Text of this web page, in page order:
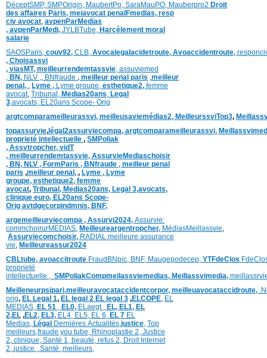
DéceptSMP, SMPOrigin, MaubertPo, SaraMauPO, Mauberpro2 Droit
des affaires Paris, meiavocat penalFmedias, resp
civ avocat, avpenParMedias
, avpenParMedi, JYLBTube, Harcèlement moral
salarie
SAOSParis, couv92, CLB, Avocalegalacidetroute, Avoaccidentroute,
, Choisassvi
, viasMT, meilleurrendemtassvie, assuviemed
, BN, NLV ,, BNfraude , meilleur penal paris ,meilleur
penal, , Lyme , Lyme groupe, esthetique2, femme
avocat, Tribunal, Medias20ans, Legal
3,avocats, EL20ans Scope- Orig
argtcomparameilleurassvi, meilleusaviemédias2, MeilleurssviTop3,
topassurvie, légal2assurviecompa, argtcomparameilleurassvi,
proprieté intellectuelle , SMPoliak
, Assvtropcher, vidT
, meilleurrendemtassvie, AssurvieMediaschoisir
, BN, NLV , FormParis , BNfraude , meilleur penal
paris ,meilleur penal, , Lyme , Lyme
groupe, esthetique2, femme
avocat, Tribunal, Medias20ans, Legal 3,avocats,
clinique euro, EL20ans Scope-
Orig avtdgecorpindmnis, BNF,
argemeilleurviecompa , Assurvi2024, Assurvie:
commchoirurMEDIAS, Meilleureargentropcher, MédiasMeillassvie,
Assurviecomchoisir, RADIAL meilleure assurance
vie, Meilleureassur2024
CBLtube, avoaccitroute FraudBNpic, BNF, Maugepodecep, YTFdeClos
proprieté
intellectuelle , SMPoliakCompmeilassviemedias, Meillassvimedia,
Meilleneurpsipari,meilleuravocataccidentcorpor, meilleuavocataccidroute,
orig, EL Legal 1, EL legal 2 EL legal 3 ,ELCOPE, EL
MEDIAS, EL 51 , EL0, ELaegt , EL, EL1, EL
2,EL ,EL2, EL3, EL4, EL5, EL 6, EL 7 EL
Medias, Légal Dernières Actualités,justice, Top
meilleurs,fraude you tube, Rhinoplastie 2, Justice
2, clinique, Santé 1, beauté, refus 2, Droit Internet
2, justice , Santé ,meilleurs,